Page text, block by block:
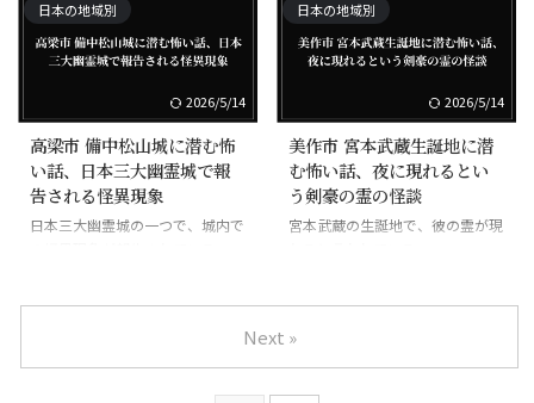
日本の地域別
2026/5/14
高梁市 備中松山城に潜む怖
い話、日本三大幽霊城で報
告される怪異現象
日本三大幽霊城の一つで、城内で
日本の地域別
2026/5/14
美作市 宮本武蔵生誕地に潜
む怖い話、夜に現れるとい
う剣豪の霊の怪談
宮本武蔵の生誕地で、彼の霊が現
Next »